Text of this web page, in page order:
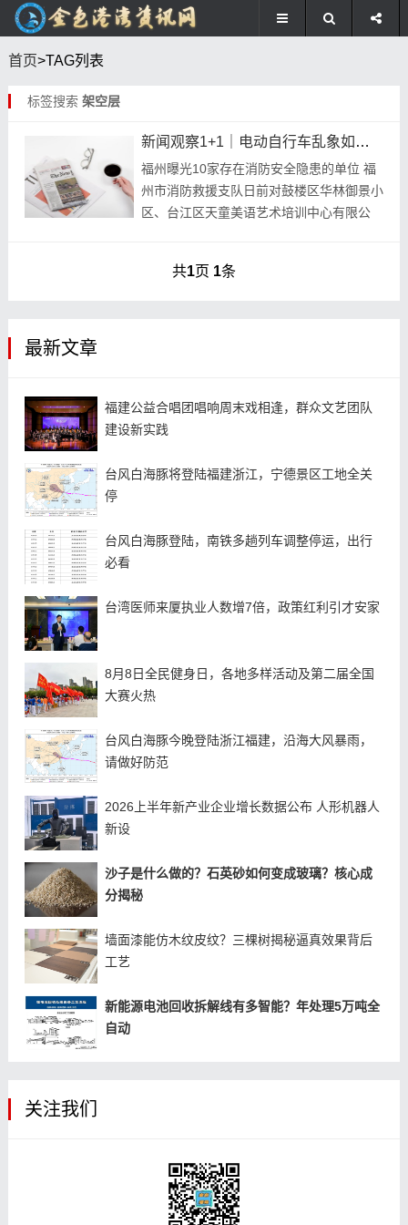
首页>TAG列表
标签搜索 架空层
新闻观察1+1｜电动自行车乱象如何消除？
福州曝光10家存在消防安全隐患的单位 福
州市消防救援支队日前对鼓楼区华林御景小
区、台江区天童美语艺术培训中心有限公
人及时整改...
共1页 1条
最新文章
福建公益合唱团唱响周末戏相逢，群众文艺团队
建设新实践
台风白海豚将登陆福建浙江，宁德景区工地全关
停
台风白海豚登陆，南铁多趟列车调整停运，出行
必看
台湾医师来厦执业人数增7倍，政策红利引才安家
8月8日全民健身日，各地多样活动及第二届全国
大赛火热
台风白海豚今晚登陆浙江福建，沿海大风暴雨，
请做好防范
2026上半年新产业企业增长数据公布 人形机器人
新设
沙子是什么做的？石英砂如何变成玻璃？核心成
分揭秘
墙面漆能仿木纹皮纹？三棵树揭秘逼真效果背后
工艺
新能源电池回收拆解线有多智能？年处理5万吨全
自动
关注我们